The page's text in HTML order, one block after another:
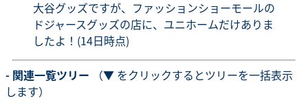
大谷グッズですが、ファッションショーモールの
ドジャースグッズの店に、ユニホームだけありま
したよ！(14日時点)
- 関連一覧ツリー （▼ をクリックするとツリーを一括表示
します）